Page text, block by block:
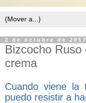
2 de octubre de 2017
Bizcocho
crema
Cuando viene la
puedo resistir a